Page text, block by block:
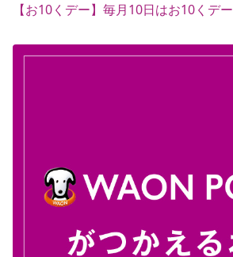
【お10くデー】毎月10日はお10くデー